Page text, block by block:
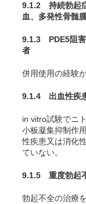
9.1.2 持続勃起
血、多発性骨髄
9.1.3 PDE5阻害
者
併用使用の経験が
9.1.4 出血性疾
in vitro試験でニ
小板凝集抑制作
性疾患又は消化
ていない。
9.1.5 重度勃起
勃起不全の治療